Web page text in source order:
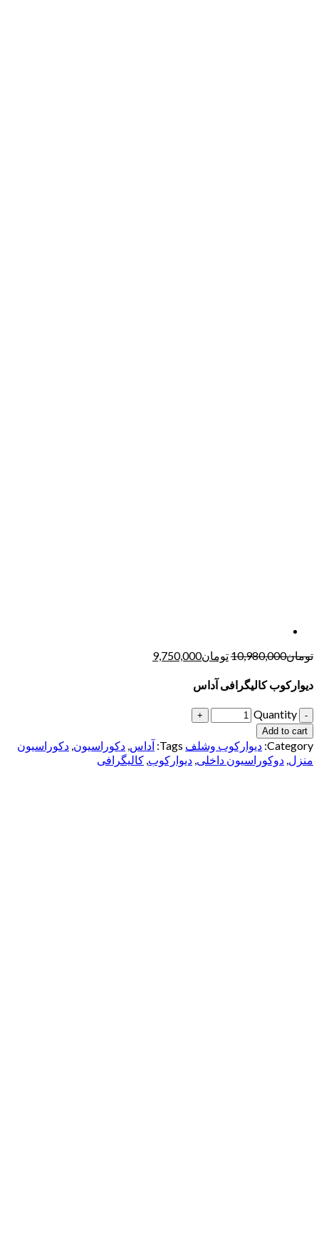
تومان10,980,000تومان9,750,000
دیوارکوب کالیگرافی آداس
Quantity
Add to cart
Category: دیوارکوب وشلف Tags: آداس, دکوراسیون, دکوراسیون
منزل, دوکوراسیون داخلی, دیوارکوب, کالیگرافی